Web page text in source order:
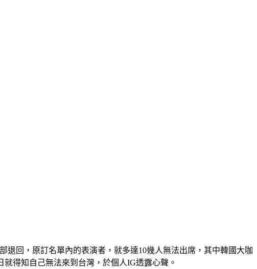
退回，原訂名單內的表演者，就多達10幾人無法出席，其中韓國大咖
得知自己無法來到台灣，於個人IG透露心聲。